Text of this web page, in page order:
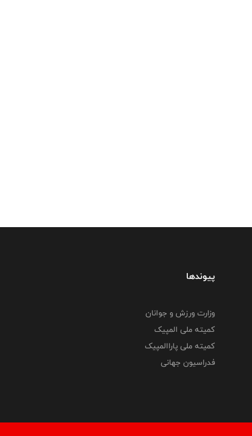
پیوندها
وزارت ورزش و جوانان
کمیته ملی المپیک
کمیته ملی پاراالمپیک
فدراسیون جهانی